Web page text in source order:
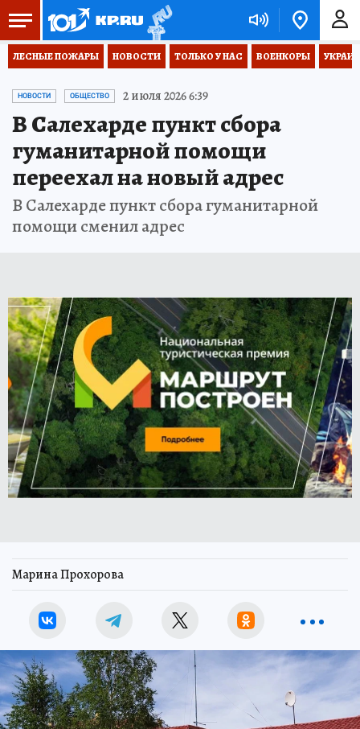
ЛЕСНЫЕ ПОЖАРЫ НОВОСТИ ТОЛЬКО У НАС ВОЕНКОРЫ
НОВОСТИ ОБЩЕСТВО 2 июля 2026 6:39
В Салехарде пункт сбора
гуманитарной помощи
переехал на новый адрес
В Салехарде пункт сбора гуманитарной
помощи сменил адрес
Марина Прохорова